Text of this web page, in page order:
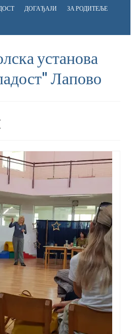
ДОГАЂАЈИ ЗА РОДИТЕЉЕ
установа
Лапово